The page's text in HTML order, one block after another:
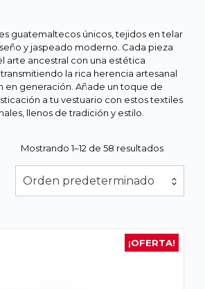
guatemaltecos únicos, tejidos en telar
y jaspeado moderno. Cada pieza
arte ancestral con una estética
la rica herencia artesanal
en generación. Añade un toque de
a tu vestuario con estos textiles
llenos de tradición y estilo.
Mostrando 1–12 de 58 resultados
Orden predeterminado
¡OFERTA!